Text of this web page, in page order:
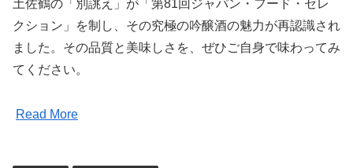
土佐鶴の「別誂え」が「第81回ジャパン・フード・セレ
クション」を制し、その究極の吟醸酒の魅力が再認識され
ました。その品質と美味しさを、ぜひご自身で味わってみ
てください。
Read More